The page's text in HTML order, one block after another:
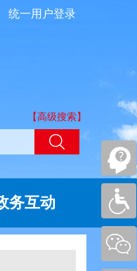
统一用户登录
【高级搜索】
务互动